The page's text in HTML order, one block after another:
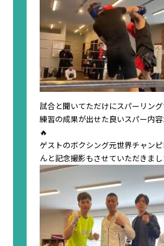
試合と聞いてただけにスパーリング
練習の成果が出せた良いスパー内
🔥
ゲストのボクシング元世界チャン
んと記念撮影もさせていただきま